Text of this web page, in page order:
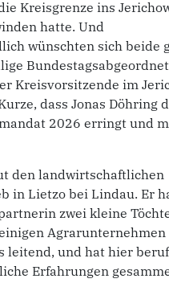
Kreisgrenze ins
hatte. Und
wünschten sich beide
Kreisvorsitzende im
dass Jonas Döhring
2026 erringt und
den landwirtschaftlichen
in Lietzo bei Lindau. Er
zwei kleine
Agrarunternehmen
leitend, und hat hier
Erfahrungen